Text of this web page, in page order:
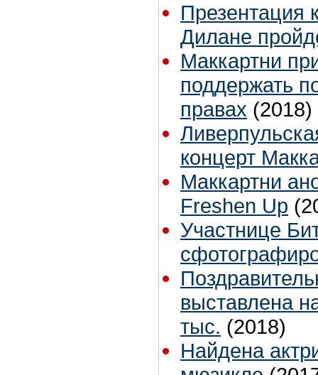
Презентация
Дилане
Маккартни
поддержать
правах (2018)
концерт
Маккартни
Freshen Up
Участнице
выставлена
тыс. (2018)
Найдена